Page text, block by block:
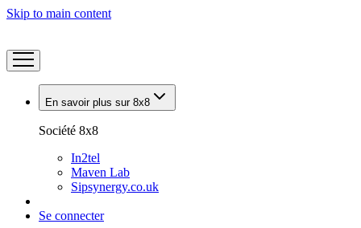
Skip to main content
En savoir plus sur 8x8
Société 8x8
In2tel
Maven Lab
Sipsynergy.co.uk
Se connecter